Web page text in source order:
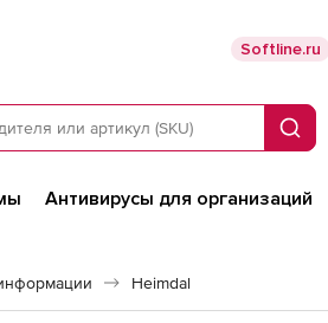
Softline.ru
Поиск
Антивирусы для организаций
Heimdal